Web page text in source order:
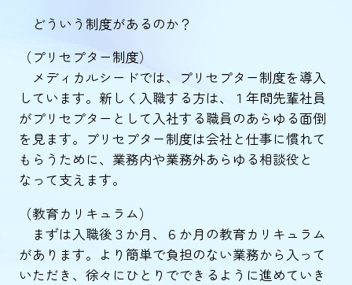
どういう制度があるのか？
（プリセプター制度）
メディカルシードでは、プリセプター制度を導入
しています。新しく入職する方は、１年間先輩社員
がプリセプターとして入社する職員のあらゆる面倒
を見ます。プリセプター制度は会社と仕事に慣れて
もらうために、業務内や業務外あらゆる相談役と
なって支えます。
（教育カリキュラム）
まずは入職後３か月、６か月の教育カリキュラム
があります。より簡単で負担のない業務から入って
いただき、徐々にひとりでできるように進めていき